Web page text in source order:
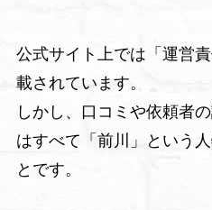
公式サイト上では「運営
載されています。
しかし、口コミや依頼者
はすべて「前川」という
とです。